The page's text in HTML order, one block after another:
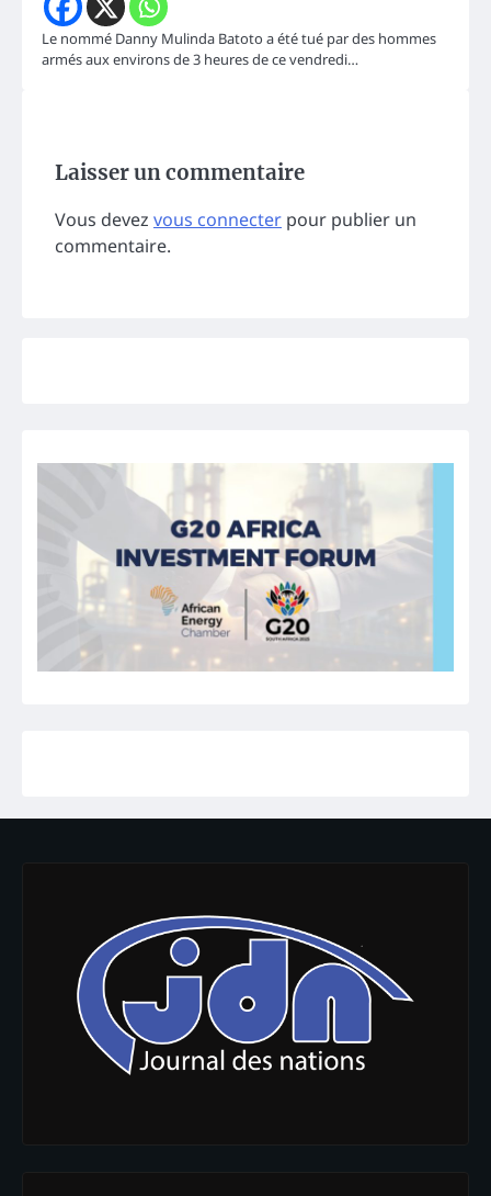
Le nommé Danny Mulinda Batoto a été tué par des hommes
armés aux environs de 3 heures de ce vendredi…
Laisser un commentaire
Vous devez vous connecter pour publier un
commentaire.